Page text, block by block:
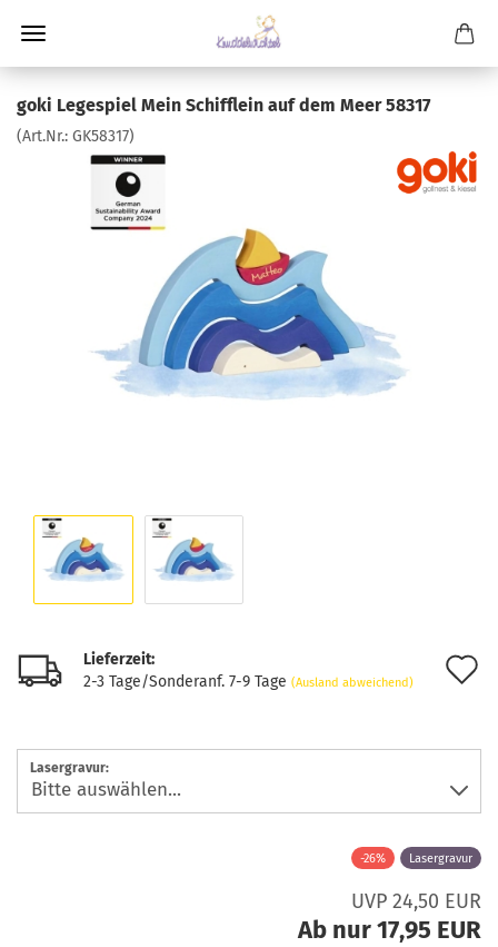
goki Legespiel Mein Schifflein auf dem Meer 58317
(Art.Nr.: GK58317)
Lieferzeit:
2-3 Tage/Sonderanf. 7-9 Tage (Ausland abweichend)
Lasergravur:
-26% Lasergravur
UVP 24,50 EUR
Ab nur 17,95 EUR